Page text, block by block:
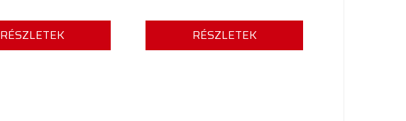
RÉSZLETEK RÉSZLETEK